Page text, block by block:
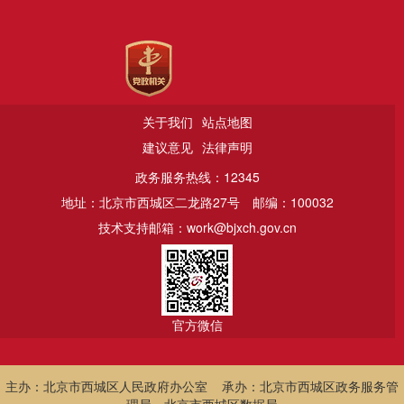
关于我们 站点地图
建议意见 法律声明
政务服务热线：12345
地址：北京市西城区二龙路27号
邮编：100032
技术支持邮箱：work@bjxch.gov.cn
官方微信
主办：北京市西城区人民政府办公室 承办：北京市西城区政务服务管